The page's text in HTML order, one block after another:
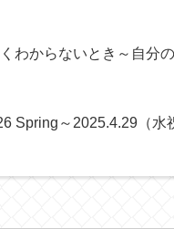
わからないとき～自分
Spring～2025.4.29（水